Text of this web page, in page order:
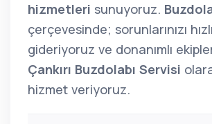
hizmetleri sunuyoruz.
çerçevesinde; sorunlarınızı
gideriyoruz ve donanımlı
Çankırı Buzdolabı Servisi
hizmet veriyoruz.